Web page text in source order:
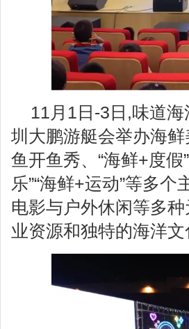
11月1日-3日,味道
圳大鹏游艇会举办海
鱼开鱼秀、“海鲜+度假
乐”“海鲜+运动”等多
电影与户外休闲等多
业资源和独特的海洋文